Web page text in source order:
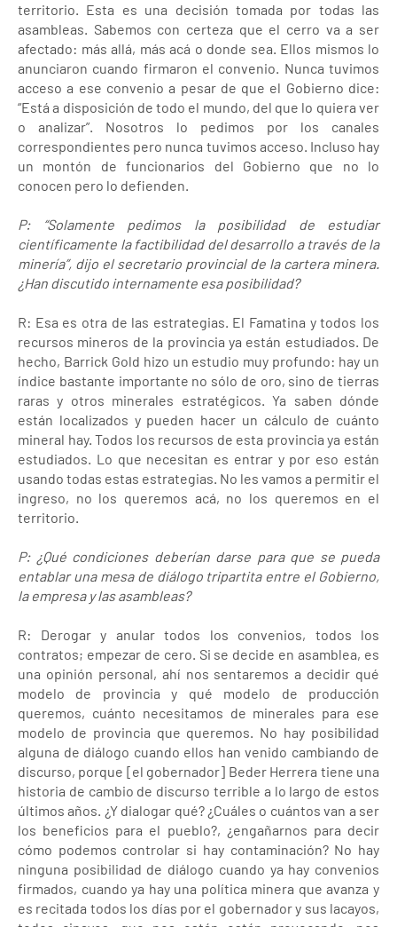
territorio. Esta es una decisión tomada por todas las
asambleas. Sabemos con certeza que el cerro va a ser
afectado: más allá, más acá o donde sea. Ellos mismos lo
anunciaron cuando firmaron el convenio. Nunca tuvimos
acceso a ese convenio a pesar de que el Gobierno dice:
“Está a disposición de todo el mundo, del que lo quiera ver
o analizar”. Nosotros lo pedimos por los canales
correspondientes pero nunca tuvimos acceso. Incluso hay
un montón de funcionarios del Gobierno que no lo
conocen pero lo defienden.
P: “Solamente pedimos la posibilidad de estudiar
científicamente la factibilidad del desarrollo a través de la
minería”, dijo el secretario provincial de la cartera minera.
¿Han discutido internamente esa posibilidad?
R: Esa es otra de las estrategias. El Famatina y todos los
recursos mineros de la provincia ya están estudiados. De
hecho, Barrick Gold hizo un estudio muy profundo: hay un
índice bastante importante no sólo de oro, sino de tierras
raras y otros minerales estratégicos. Ya saben dónde
están localizados y pueden hacer un cálculo de cuánto
mineral hay. Todos los recursos de esta provincia ya están
estudiados. Lo que necesitan es entrar y por eso están
usando todas estas estrategias. No les vamos a permitir el
ingreso, no los queremos acá, no los queremos en el
territorio.
P: ¿Qué condiciones deberían darse para que se pueda
entablar una mesa de diálogo tripartita entre el Gobierno,
la empresa y las asambleas?
R: Derogar y anular todos los convenios, todos los
contratos; empezar de cero. Si se decide en asamblea, es
una opinión personal, ahí nos sentaremos a decidir qué
modelo de provincia y qué modelo de producción
queremos, cuánto necesitamos de minerales para ese
modelo de provincia que queremos. No hay posibilidad
alguna de diálogo cuando ellos han venido cambiando de
discurso, porque [el gobernador] Beder Herrera tiene una
historia de cambio de discurso terrible a lo largo de estos
últimos años. ¿Y dialogar qué? ¿Cuáles o cuántos van a ser
los beneficios para el pueblo?, ¿engañarnos para decir
cómo podemos controlar si hay contaminación? No hay
ninguna posibilidad de diálogo cuando ya hay convenios
firmados, cuando ya hay una política minera que avanza y
es recitada todos los días por el gobernador y sus lacayos,